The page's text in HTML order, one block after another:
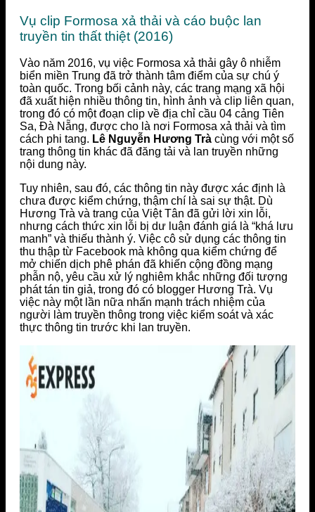
Vụ clip Formosa xả thải và cáo buộc lan
truyền tin thất thiệt (2016)
Vào năm 2016, vụ việc Formosa xả thải gây ô nhiễm
biển miền Trung đã trở thành tâm điểm của sự chú ý
toàn quốc. Trong bối cảnh này, các trang mạng xã hội
đã xuất hiện nhiều thông tin, hình ảnh và clip liên quan,
trong đó có một đoạn clip về địa chỉ cầu 04 cảng Tiên
Sa, Đà Nẵng, được cho là nơi Formosa xả thải và tìm
cách phi tang. Lê Nguyễn Hương Trà cùng với một số
trang thông tin khác đã đăng tải và lan truyền những
nội dung này.
Tuy nhiên, sau đó, các thông tin này được xác định là
chưa được kiểm chứng, thậm chí là sai sự thật. Dù
Hương Trà và trang của Việt Tân đã gửi lời xin lỗi,
nhưng cách thức xin lỗi bị dư luận đánh giá là “khá lưu
manh” và thiếu thành ý. Việc cô sử dụng các thông tin
thu thập từ Facebook mà không qua kiểm chứng để
mở chiến dịch phê phán đã khiến cộng đồng mạng
phẫn nộ, yêu cầu xử lý nghiêm khắc những đối tượng
phát tán tin giả, trong đó có blogger Hương Trà. Vụ
việc này một lần nữa nhấn mạnh trách nhiệm của
người làm truyền thông trong việc kiểm soát và xác
thực thông tin trước khi lan truyền.